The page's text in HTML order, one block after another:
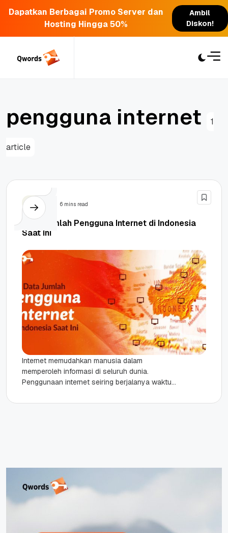
Dapatkan Berbagai Promo Server dan
Hosting Hingga 50%
Ambil
Diskon!
pengguna internet 1
article
Berita 6 mins read
Data Jumlah Pengguna Internet di Indonesia
Saat Ini
Internet memudahkan manusia dalam
memperoleh informasi di seluruh dunia.
Penggunaan internet seiring berjalanya waktu
internet di Indonesia setiap tahun...